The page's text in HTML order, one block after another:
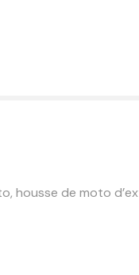
housse de moto